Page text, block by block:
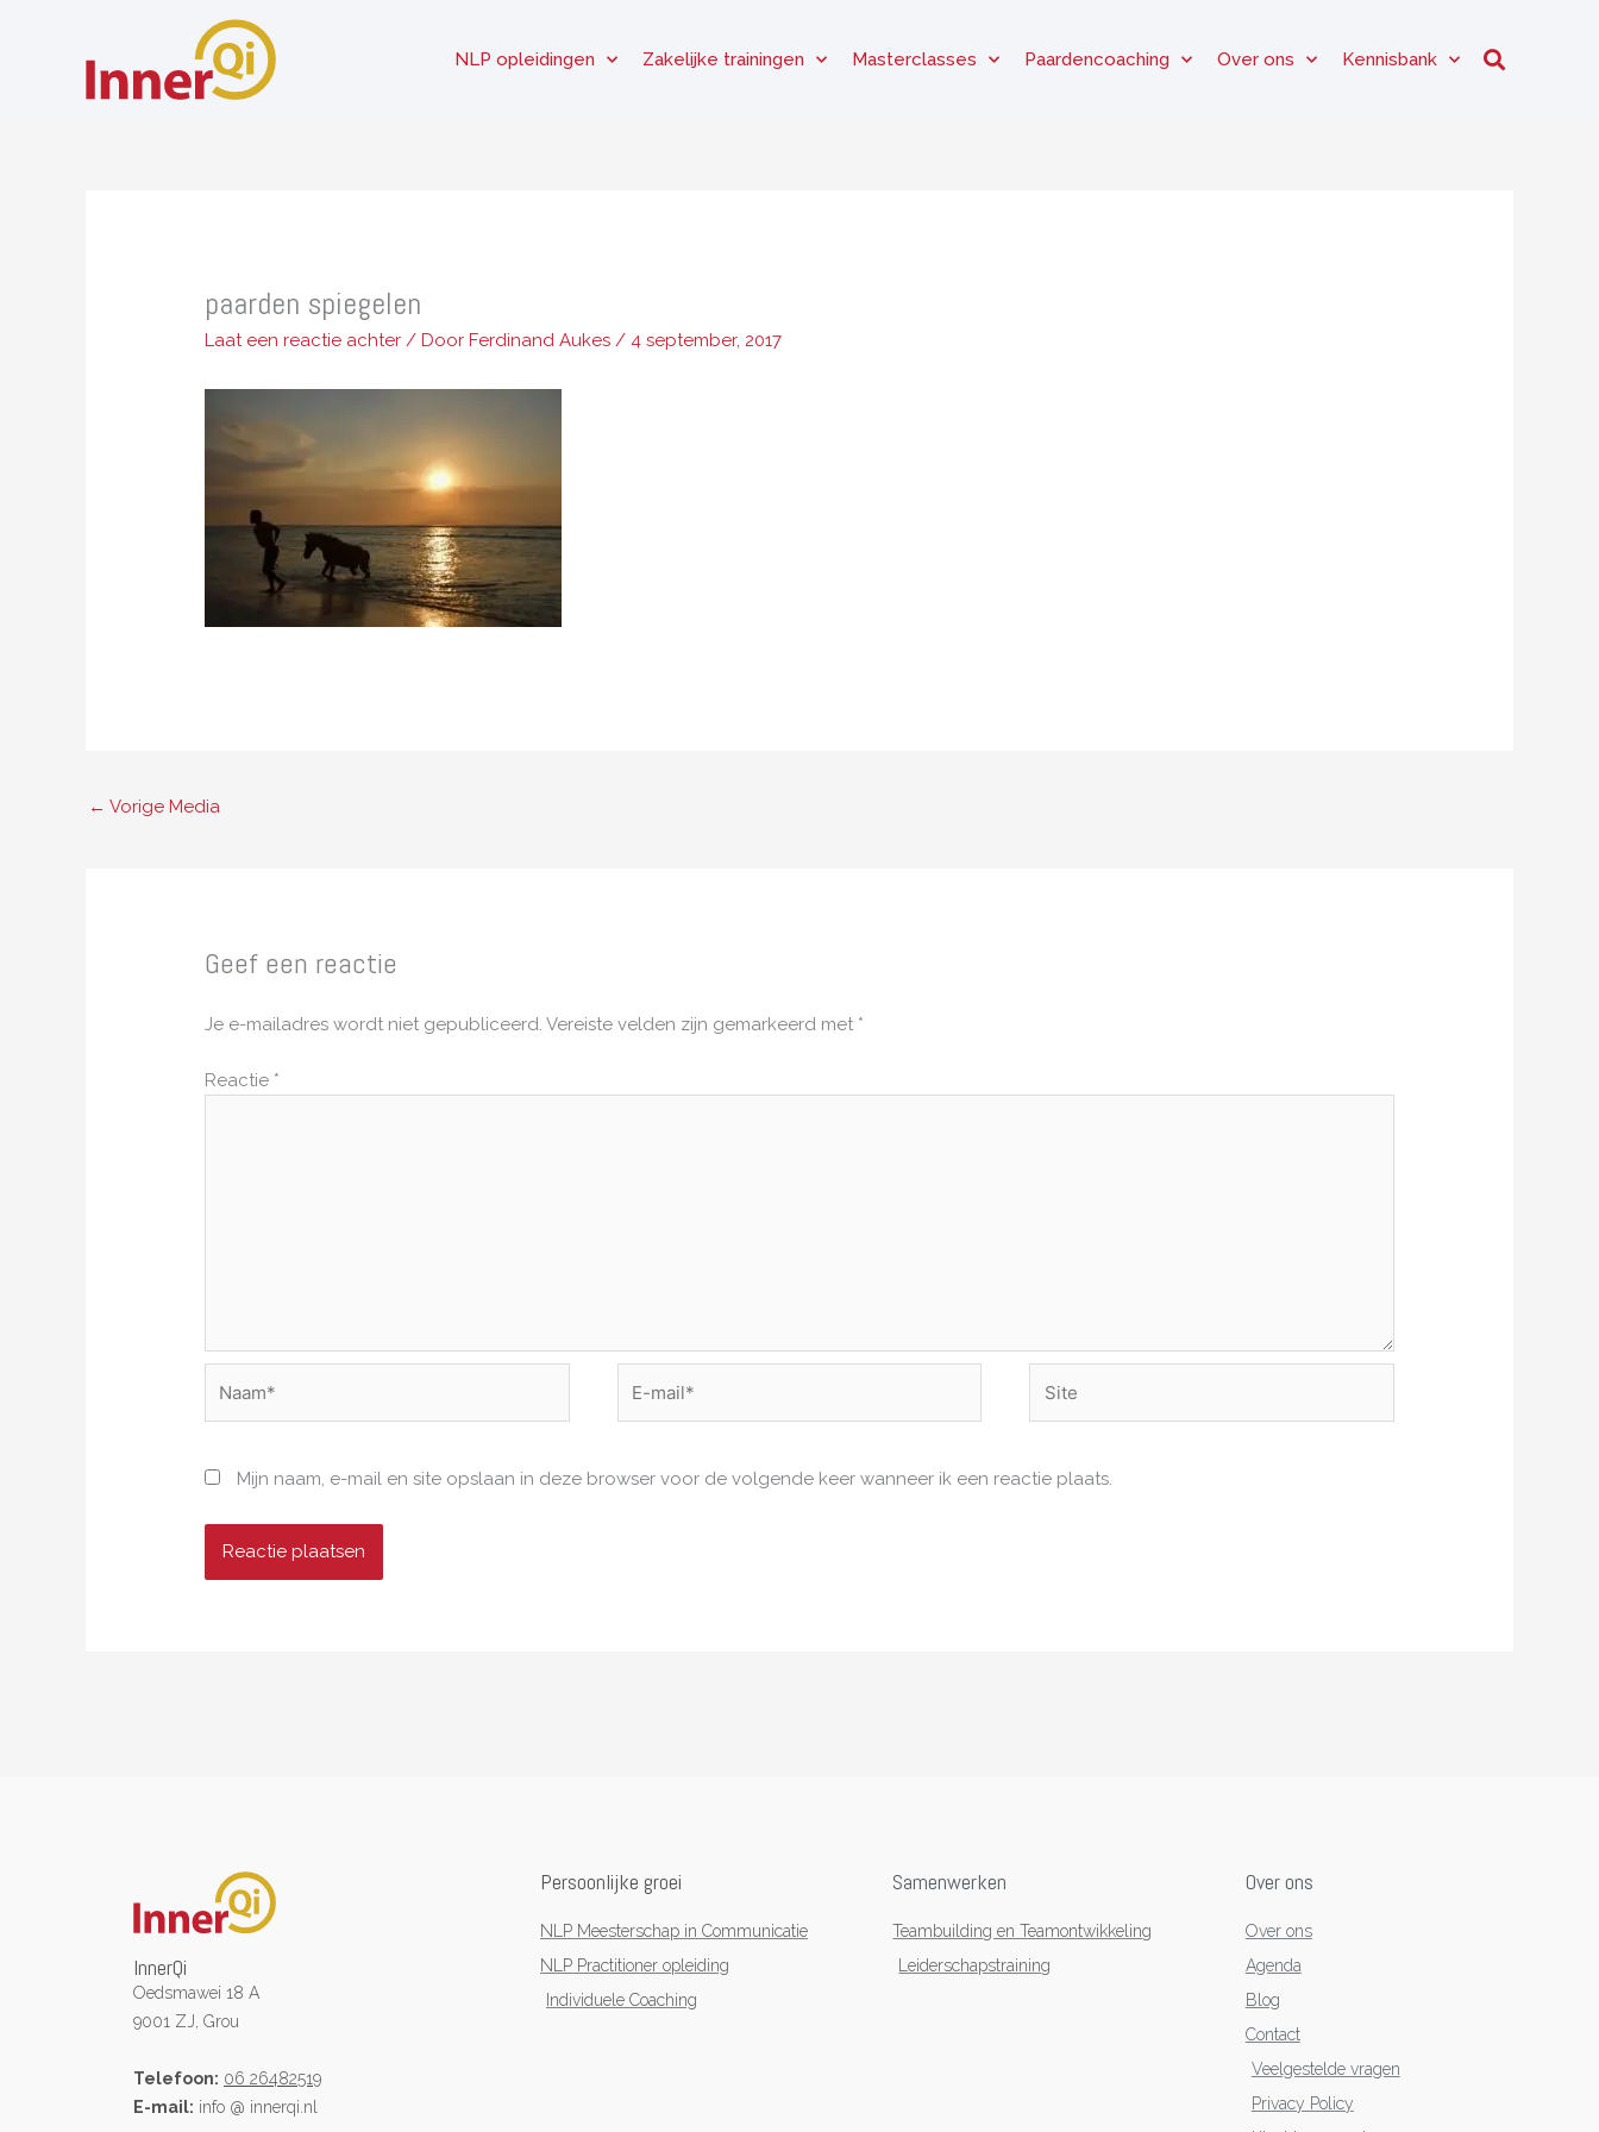
NLP opleidingen Zakelijke trainingen Masterclasses Paardencoaching Over ons Kennisbank
paarden spiegelen
Laat een reactie achter / DoorFerdinand Aukes/ 4 september, 2017
← Vorige Media
Geef een reactie
Je e-mailadres wordt niet gepubliceerd. Vereiste velden zijn gemarkeerd met *
Reactie *
Mijn naam, e-mail en site opslaan in deze browser voor de volgende keer wanneer ik een reactie plaats.
InnerQi
Oedsmawei 18 A
9001 ZJ, Grou
Telefoon: 06 26482519
E-mail: info @ innerqi.nl
Persoonlijke groei
NLP Meesterschap in Communicatie
NLP Practitioner opleiding
Individuele Coaching
Samenwerken
Teambuilding en Teamontwikkeling
Leiderschapstraining
Over ons
Over ons
Agenda
Blog
Contact
Veelgestelde vragen
Privacy Policy